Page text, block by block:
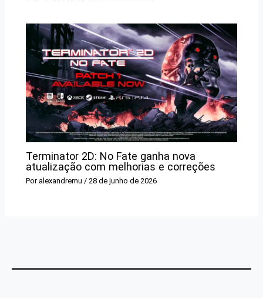
Terminator 2D: No Fate ganha nova
atualização com melhorias e correções
Por alexandremu/28 de junho de 2026